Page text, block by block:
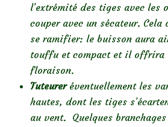
l’extrémité des tiges avec les
couper avec un sécateur.
se ramifier: le buisson aura
touffu et compact et il offrira
floraison.
Tuteureréventuellement les
hautes, dont les tiges
au vent. Quelques